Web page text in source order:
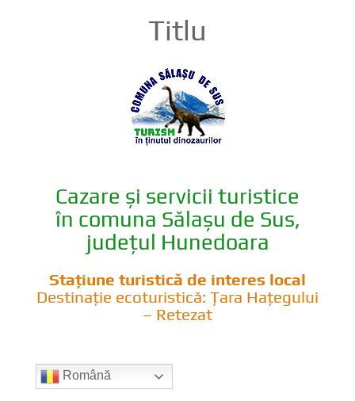
Titlu
Cazare și servicii turistice
în comuna Sălașu de Sus,
județul Hunedoara
Stațiune turistică de interes local
Destinație ecoturistică: Țara Hațegului
– Retezat
Română